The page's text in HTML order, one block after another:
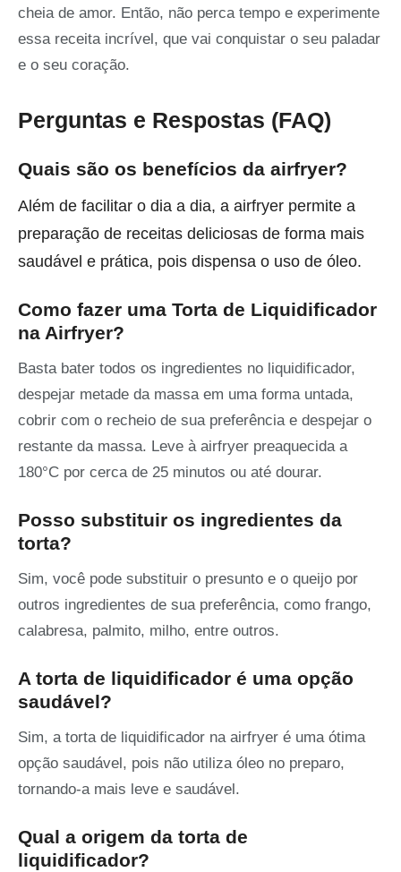
cheia de amor. Então, não perca tempo e experimente
essa receita incrível, que vai conquistar o seu paladar
e o seu coração.
Perguntas e Respostas (FAQ)
Quais são os benefícios da airfryer?
Além de facilitar o dia a dia, a airfryer permite a
preparação de receitas deliciosas de forma mais
saudável e prática, pois dispensa o uso de óleo.
Como fazer uma Torta de Liquidificador
na Airfryer?
Basta bater todos os ingredientes no liquidificador,
despejar metade da massa em uma forma untada,
cobrir com o recheio de sua preferência e despejar o
restante da massa. Leve à airfryer preaquecida a
180°C por cerca de 25 minutos ou até dourar.
Posso substituir os ingredientes da
torta?
Sim, você pode substituir o presunto e o queijo por
outros ingredientes de sua preferência, como frango,
calabresa, palmito, milho, entre outros.
A torta de liquidificador é uma opção
saudável?
Sim, a torta de liquidificador na airfryer é uma ótima
opção saudável, pois não utiliza óleo no preparo,
tornando-a mais leve e saudável.
Qual a origem da torta de
liquidificador?